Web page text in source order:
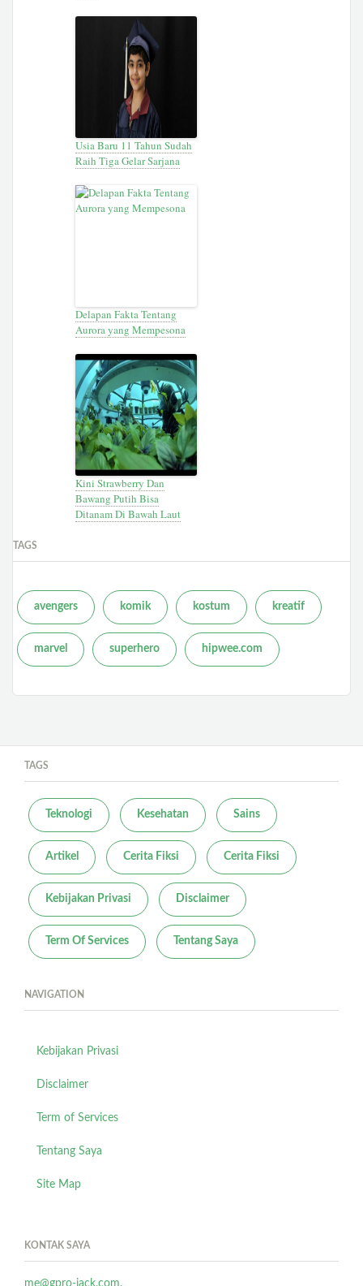
Usia Baru 11 Tahun Sudah
Raih Tiga Gelar Sarjana
Delapan Fakta Tentang
Aurora yang Mempesona
Kini Strawberry Dan
Bawang Putih Bisa
Ditanam Di Bawah Laut
TAGS
avengers komik kostum kreatif
marvel superhero hipwee.com
TAGS
Teknologi Kesehatan Sains
Artikel Cerita Fiksi Cerita Fiksi
Kebijakan Privasi Disclaimer
Term Of Services Tentang Saya
NAVIGATION
Kebijakan Privasi
Disclaimer
Term of Services
Tentang Saya
Site Map
KONTAK SAYA
me@gpro-jack.com.